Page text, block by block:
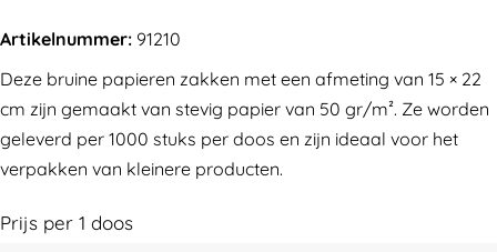
Artikelnummer: 91210
Deze bruine papieren zakken met een afmeting van 15 × 22
cm zijn gemaakt van stevig papier van 50 gr/m². Ze worden
geleverd per 1000 stuks per doos en zijn ideaal voor het
verpakken van kleinere producten.
Prijs per 1 doos